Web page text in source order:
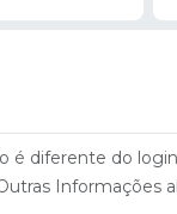
é diferente do
Informações